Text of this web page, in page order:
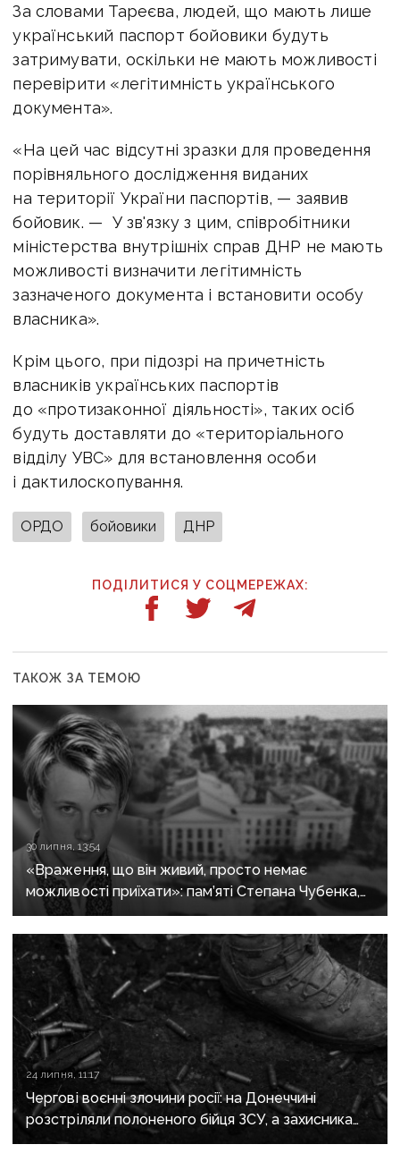
За словами Тареєва, людей, що мають лише
український паспорт бойовики будуть
затримувати, оскільки не мають можливості
перевірити «легітимність українського
документа».
«На цей час відсутні зразки для проведення
порівняльного дослідження виданих
на території України паспортів, — заявив
бойовик. — У зв'язку з цим, співробітники
міністерства внутрішніх справ ДНР не мають
можливості визначити легітимність
зазначеного документа і встановити особу
власника».
Крім цього, при підозрі на причетність
власників українських паспортів
до «протизаконної діяльності», таких осіб
будуть доставляти до «територіального
відділу УВС» для встановлення особи
і дактилоскопування.
ОРДО бойовики ДНР
ПОДІЛИТИСЯ У СОЦМЕРЕЖАХ:
ТАКОЖ ЗА ТЕМОЮ
30 липня, 13:54
«Враження, що він живий, просто немає
можливості приїхати»: пам’яті Степана Чубенка,
якого закатували бойовики за любов до України
24 липня, 11:17
Чергові воєнні злочини росії: на Донеччині
розстріляли полоненого бійця ЗСУ, а захисника
Маріуполя відправили до колонії на 21 рік